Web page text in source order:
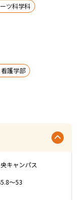
ツ科学科
看護学部
キャンパス
〜53